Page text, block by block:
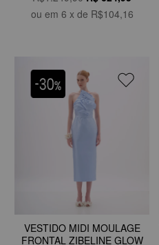
ou em 6 x de R$104,16
VESTIDO MIDI MOULAGE
FRONTAL ZIBELINE GLOW